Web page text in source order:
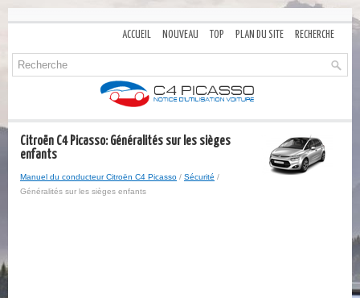
ACCUEIL NOUVEAU TOP PLAN DU SITE RECHERCHE
Citroën C4 Picasso: Généralités sur les sièges
enfants
Manuel du conducteur Citroën C4 Picasso / Sécurité /
Généralités sur les sièges enfants